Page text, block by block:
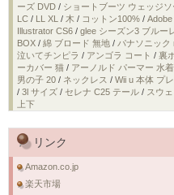
ーズ DVD / ショートブーツ ウェッジ
LC / LL XL / 木 / コットン100% / Adobe
Illustrator CS6 / glee シーズン3 ブルー
BOX / 綿 ブロード 無地 / パナソニック
泣いてチンピラ / アンゴラ コート / 裏
ーカバー 猫 / アーノルド パーマー 水着
男の子 20 / ネックレス / Wii u 本体 プ
/ 3l サイズ / セレナ C25 テール / スウェ
上下
リンク
Amazon.co.jp
楽天市場